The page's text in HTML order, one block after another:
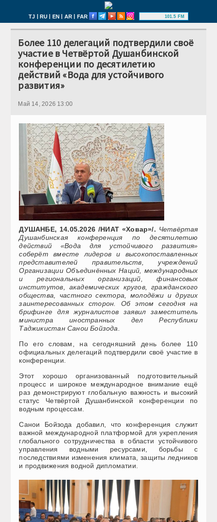
TJ | RU | EN | AR | FAR 101.5 FM
Более 110 делегаций подтвердили своё
участие в Четвёртой Душанбинской
конференции по десятилетию
действий «Вода для устойчивого
развития»
Май 14, 2026 13:00
ДУШАНБЕ, 14.05.2026 /НИАТ «Ховар»/. Четвёртая
Душанбинская конференция по десятилетию
действий «Вода для устойчивого развития»
соберёт вместе лидеров и высокопоставленных
представителей правительств, учреждений
Организации Объединённых Наций, международных
и региональных организаций, финансовых
институтов, академических кругов, гражданского
общества, частного сектора, молодёжи и других
заинтересованных сторон. Об этом сегодня на
брифинге для журналистов заявил заместитель
министра иностранных дел Республики
Таджикистан Санои Бойзода.
По его словам, на сегодняшний день более 110
официальных делегаций подтвердили своё участие в
конференции.
Этот хорошо организованный подготовительный
процесс и широкое международное внимание ещё
раз демонстрируют глобальную важность и высокий
статус Четвёртой Душанбинской конференции по
водным процессам.
Санои Бойзода добавил, что конференция служит
важной международной платформой для укрепления
глобального сотрудничества в области устойчивого
управления водными ресурсами, борьбы с
последствиями изменения климата, защиты ледников
и продвижения водной дипломатии.